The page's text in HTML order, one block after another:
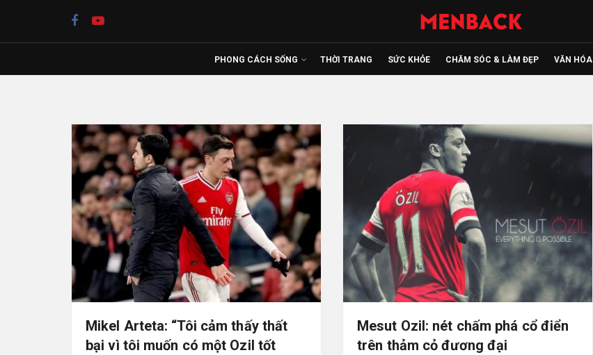
PHONG CÁCH SỐNG THỜI TRANG SỨC KHỎE CHĂM SÓC & LÀM ĐẸP VĂN HÓA
Mikel Arteta: “Tôi cảm thấy thất
bại vì tôi muốn có một Ozil tốt
Mesut Ozil: nét chấm phá cổ điển
trên thảm cỏ đương đại